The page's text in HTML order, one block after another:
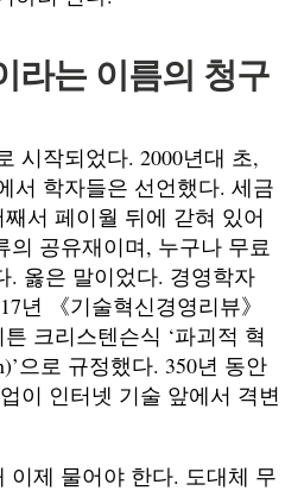
라는 이름의 청구
시작되었다. 2000년대 초,
서 학자들은 선언했다. 세금
서 페이월 뒤에 갇혀 있어
의 공유재이며, 누구나 무료
. 옳은 말이었다. 경영학자
년 《기술혁신경영리뷰》
크리스텐슨식 ‘파괴적 혁
으로 규정했다. 350년 동안
이 인터넷 기술 앞에서 격변
이제 물어야 한다. 도대체 무